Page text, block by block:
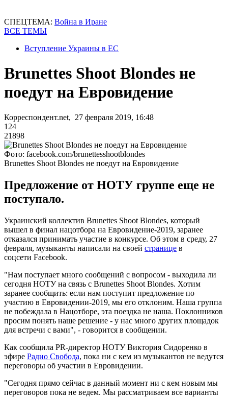
СПЕЦТЕМА: Война в Иране
ВСЕ ТЕМЫ
Вступление Украины в ЕС
Brunettes Shoot Blondes не
поедут на Евровидение
Корреспондент.net, 27 февраля 2019, 16:48
124
21898
Фото: facebook.com/brunettesshootblondes
Brunettes Shoot Blondes не поедут на Евровидение
Предложение от НОТУ группе еще не
поступало.
Украинский коллектив Brunettes Shoot Blondes, который
вышел в финал нацотбора на Евровидение-2019, заранее
отказался принимать участие в конкурсе. Об этом в среду, 27
февраля, музыканты написали на своей странице в
соцсети Facebook.
"Нам поступает много сообщений с вопросом - выходила ли
сегодня НОТУ на связь с Brunettes Shoot Blondes. Хотим
заранее сообщить: если нам поступит предложение по
участию в Евровидении-2019, мы его отклоним. Наша группа
не побеждала в Нацотборе, эта поездка не наша. Поклонников
просим понять наше решение - у нас много других площадок
для встречи с вами", - говорится в сообщении.
Как сообщила PR-директор НОТУ Виктория Сидоренко в
эфире Радио Свобода, пока ни с кем из музыкантов не ведутся
переговоры об участии в Евровидении.
"Сегодня прямо сейчас в данный момент ни с кем новым мы
переговоров пока не ведем. Мы рассматриваем все варианты